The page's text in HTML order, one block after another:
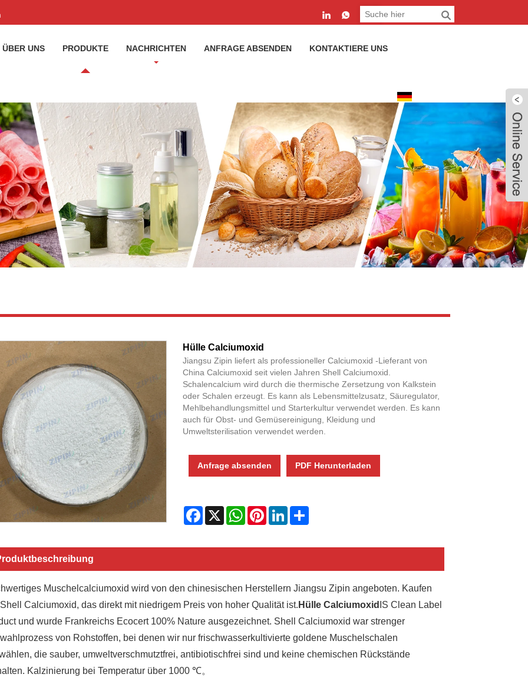
ÜBER UNS PRODUKTE NACHRICHTEN ANFRAGE ABSENDEN KONTAKTIERE UNS
Hülle Calciumoxid
Jiangsu Zipin liefert als professioneller Calciumoxid -Lieferant von
China Calciumoxid seit vielen Jahren Shell Calciumoxid.
Schalencalcium wird durch die thermische Zersetzung von Kalkstein
oder Schalen erzeugt. Es kann als Lebensmittelzusatz, Säuregulator,
Mehlbehandlungsmittel und Starterkultur verwendet werden. Es kann
auch für Obst- und Gemüsereinigung, Kleidung und
Umweltsterilisation verwendet werden.
Anfrage absenden PDF Herunterladen
Facebook
X WhatsAppPinterestLinkedInShare
Muschelcalciumoxid wird von den chinesischen Herstellern Jiangsu Zipin angeboten. Kaufen
Calciumoxid, das direkt mit niedrigem Preis von hoher Qualität ist. Hülle Calciumoxid IS Clean Label
und wurde Frankreichs Ecocert 100% Nature ausgezeichnet. Shell Calciumoxid war strenger
von Rohstoffen, bei denen wir nur frischwasserkultivierte goldene Muschelschalen
die sauber, umweltverschmutztfrei, antibiotischfrei sind und keine chemischen Rückstände
Kalzinierung bei Temperatur über 1000 ℃。